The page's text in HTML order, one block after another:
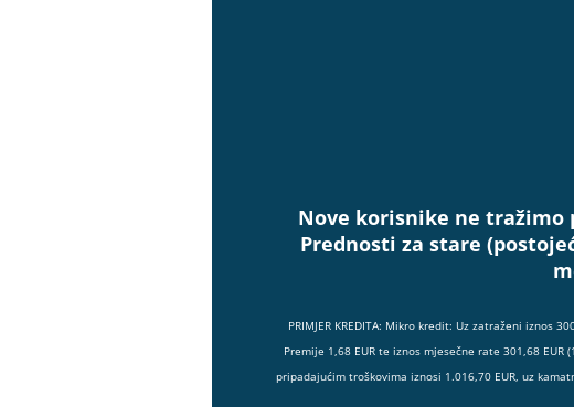
Nove korisnike ne tražimo
Prednosti za stare
PRIMJER KREDITA: Mikro kredit: Uz zatraženi iznos
Premije 1,68 EUR te iznos mjesečne rate 301,68
pripadajućim troškovima iznosi 1.016,70 EUR, uz